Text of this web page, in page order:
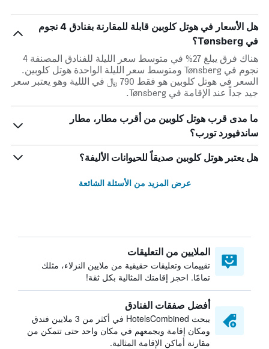
هل الأسعار في هوتل كلوبين قابلة للمقارنة بفنادق 4 نجوم
في Tønsberg؟
هناك فرق يبلغ 27% في متوسط ​​سعر الليلة للفنادق المصنفة 4
نجوم في Tønsberg ومتوسط ​​سعر الليلة الواحدة هوتل كلوبين.
السعر في هوتل كلوبين هو فقط 790 ﷼ في الللية وهو يعتبر سعر
جيد جداً عند الإقامة في Tønsberg.
ما مدى قرب هوتل كلوبين من أقرب مطار، مطار
ساندفيورد تورب؟
هل يعتبر هوتل كلوبين صديقاً للحيوانات الأليفة؟
عرض المزيد من الأسئلة الشائعة
الملايين من التعليقات
تقييمات وتعليقات حقيقية من ملايين النزلاء، مثلك
تمامًا. احجز إقامتك المثالية بكل ثقة!
أفضل صفقات الفنادق
يبحث HotelsCombined في أكثر من 3 ملايين فندق
ومكان إقامة ويجمعهم في مكان واحد حتى تتمكن من
مقارنة أماكن الإقامة المثالية.